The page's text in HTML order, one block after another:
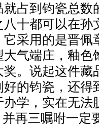
占到钧瓷总数
十都可以在孙
采用的是晋佩
气端庄，釉色
。说起这件藏
好的钧瓷，还
学，实在无法
再三嘱咐一定